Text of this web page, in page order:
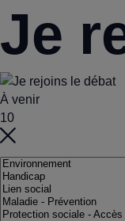
Je
À venir
10